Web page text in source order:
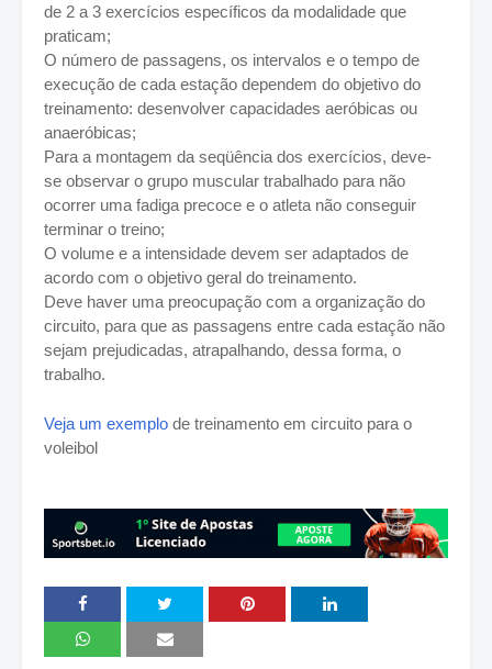
de 2 a 3 exercícios específicos da modalidade que
praticam;
O número de passagens, os intervalos e o tempo de
execução de cada estação dependem do objetivo do
treinamento: desenvolver capacidades aeróbicas ou
anaeróbicas;
Para a montagem da seqüência dos exercícios, deve-
se observar o grupo muscular trabalhado para não
ocorrer uma fadiga precoce e o atleta não conseguir
terminar o treino;
O volume e a intensidade devem ser adaptados de
acordo com o objetivo geral do treinamento.
Deve haver uma preocupação com a organização do
circuito, para que as passagens entre cada estação não
sejam prejudicadas, atrapalhando, dessa forma, o
trabalho.
Veja um exemplo de treinamento em circuito para o
voleibol